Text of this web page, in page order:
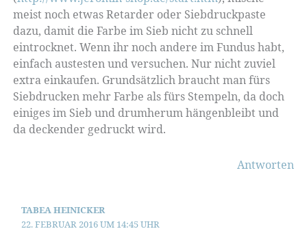
meist noch etwas Retarder oder Siebdruckpaste
dazu, damit die Farbe im Sieb nicht zu schnell
eintrocknet. Wenn ihr noch andere im Fundus habt,
einfach austesten und versuchen. Nur nicht zuviel
extra einkaufen. Grundsätzlich braucht man fürs
Siebdrucken mehr Farbe als fürs Stempeln, da doch
einiges im Sieb und drumherum hängenbleibt und
da deckender gedruckt wird.
Antworten
TABEA HEINICKER
22. FEBRUAR 2016 UM 14:45 UHR